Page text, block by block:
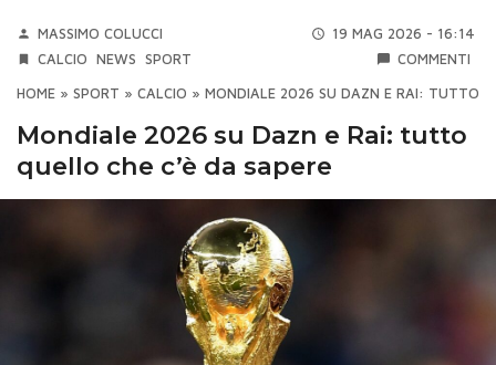
MASSIMO COLUCCI
19 MAG 2026 - 16:14
CALCIO
NEWS SPORT COMMENTI
HOME » SPORT » CALCIO » MONDIALE 2026 SU DAZN E RAI: TUTTO
Mondiale 2026 su Dazn e Rai: tutto
quello che c’è da sapere